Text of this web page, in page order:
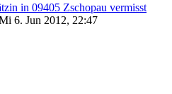
in 09405 Zschopau vermisst
6. Jun 2012, 22:47